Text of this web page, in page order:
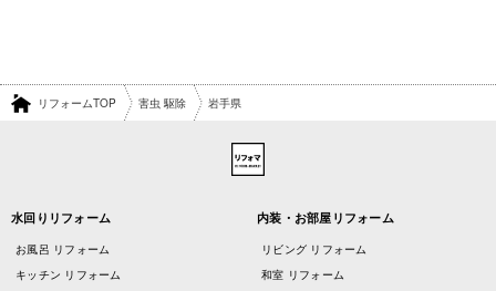
リフォームTOP 害虫 駆除 岩手県
水回りリフォーム
お風呂 リフォーム
キッチン リフォーム
内装・お部屋リフォーム
リビング リフォーム
和室 リフォーム